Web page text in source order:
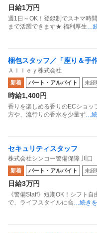
日給1万円
週1日～OK！登録制でスキマ時
まで活躍できます★ 福利厚生…
梱包スタッフ／「座り＆手
副業OK 週1日からOK 1日1
Ａｌｌｅｙ株式会社
新着 パート・アルバイト 未経
時給1,400円
香りを楽しめる香りのECショッ
方や、流行りの香水を少量ず…続
セキュリティスタッフ
株式会社シンコー警備保障 川口
新着 パート・アルバイト 未経
日給3万円
《警備Staff》短期OK！シフト
で、ライフスタイルに合…続き